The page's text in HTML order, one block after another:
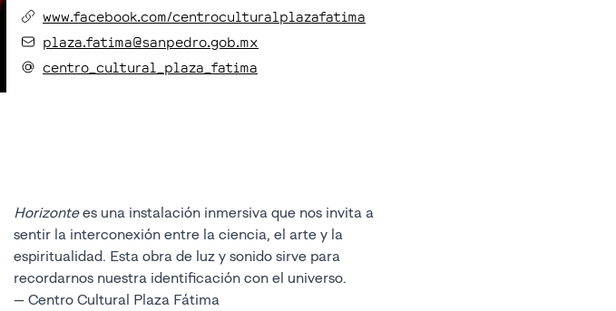
www.facebook.com/centroculturalplazafatima
plaza.fatima@sanpedro.gob.mx
centro_cultural_plaza_fatima
Horizontees una instalación inmersiva que nos invita a
sentir la interconexión entre la ciencia, el arte y la
espiritualidad. Esta obra de luz y sonido sirve para
recordarnos nuestra identificación con el universo.
— Centro Cultural Plaza Fátima